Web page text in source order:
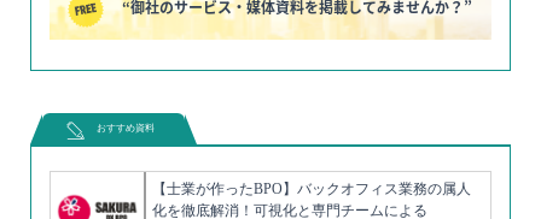
“御社のサービス・媒体資料を掲載してみませんか？”
おすすめ資料
【士業が作ったBPO】バックオフィス業務の属人
化を徹底解消！可視化と専門チームによる